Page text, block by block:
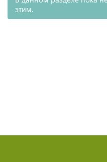
этим.